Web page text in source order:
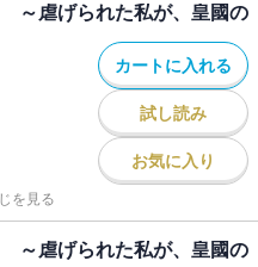
虐げられた私が、皇國の
カートに入れる
試し読み
お気に入り
を見る
虐げられた私が、皇國の